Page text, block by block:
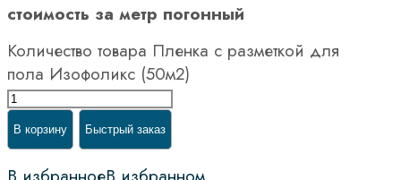
стоимость за метр погонный
Количество товара Пленка с разметкой для
пола Изофоликс (50м2)
В корзину Быстрый заказ